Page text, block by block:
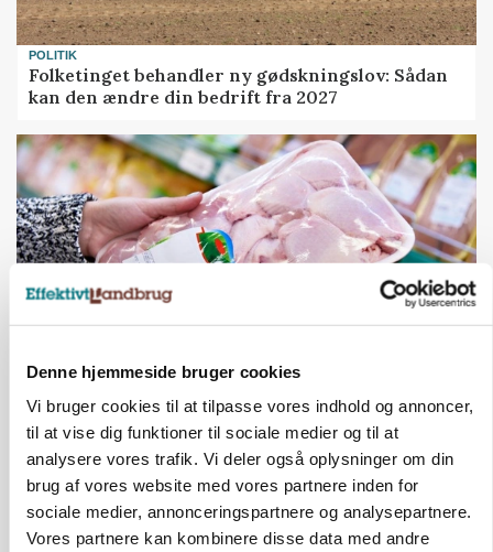
Denne hjemmeside bruger cookies
Vi bruger cookies til at tilpasse vores indhold og annoncer,
til at vise dig funktioner til sociale medier og til at
analysere vores trafik. Vi deler også oplysninger om din
brug af vores website med vores partnere inden for
sociale medier, annonceringspartnere og analysepartnere.
Vores partnere kan kombinere disse data med andre
POLITIK
Folketinget behandler ny gødskningslov: Sådan
kan den ændre din bedrift fra 2027
MARKEDSFOKUS
Prisgab på 20 kroner pr. kg vokser: Polsk kylling
presser markedet